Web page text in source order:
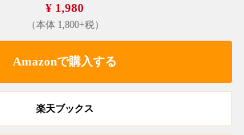
¥ 1,980
（本体 1,800+税）
Amazonで購入する
楽天ブックス